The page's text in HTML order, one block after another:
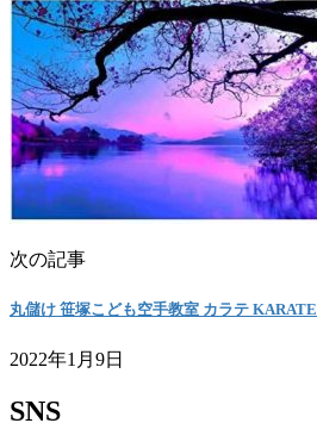
次の記事
丸儲け 笹塚こども空手教室 カラテ KARATE
2022年1月9日
SNS